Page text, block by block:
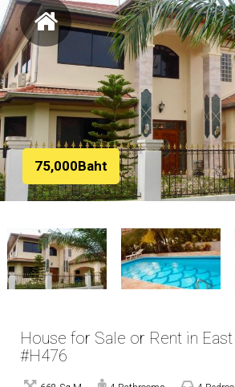
75,000Baht
House for Sale or Rent in
#H476